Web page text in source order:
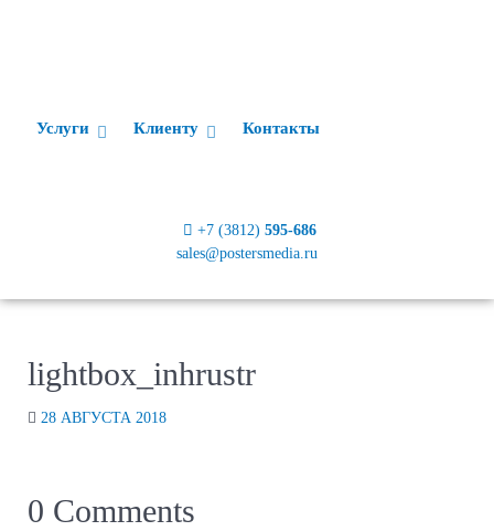
Услуги Клиенту Контакты
+7 (3812)595-686
sales@postersmedia.ru
lightbox_inhrustr
28 АВГУСТА 2018
0 Comments